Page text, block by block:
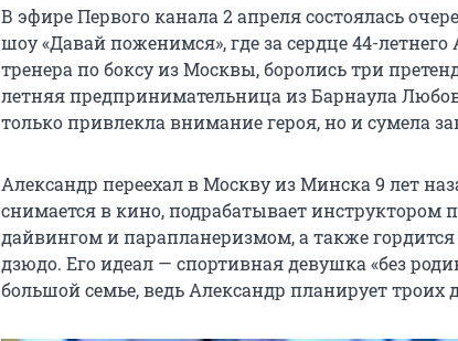
В эфире Первого канала 2 апреля состоялась
шоу «Давай поженимся», где за сердце 44-летнего
тренера по боксу из Москвы, боролись три
летняя предпринимательница из Барнаула
только привлекла внимание героя, но и сумела
Александр переехал в Москву из Минска 9 лет
снимается в кино, подрабатывает инструктором
дайвингом и парапланеризмом, а также
дзюдо. Его идеал — спортивная девушка «без
большой семье, ведь Александр планирует троих